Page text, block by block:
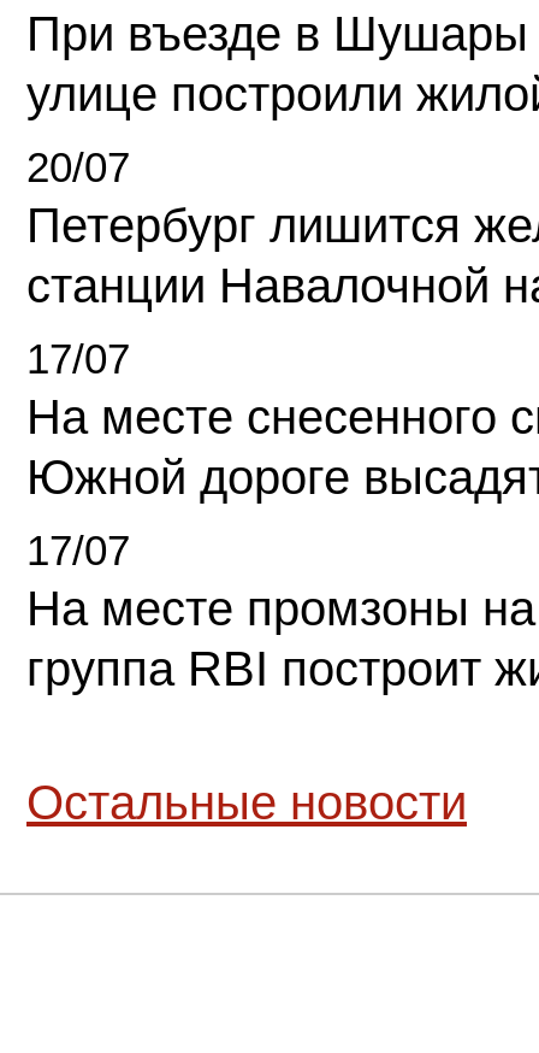
При въезде в Шушары
улице построили
20/07
Петербург лишится
станции Навалочной
17/07
На месте снесенного
Южной дороге
17/07
На месте промзоны
группа RBI построит
Остальные новости